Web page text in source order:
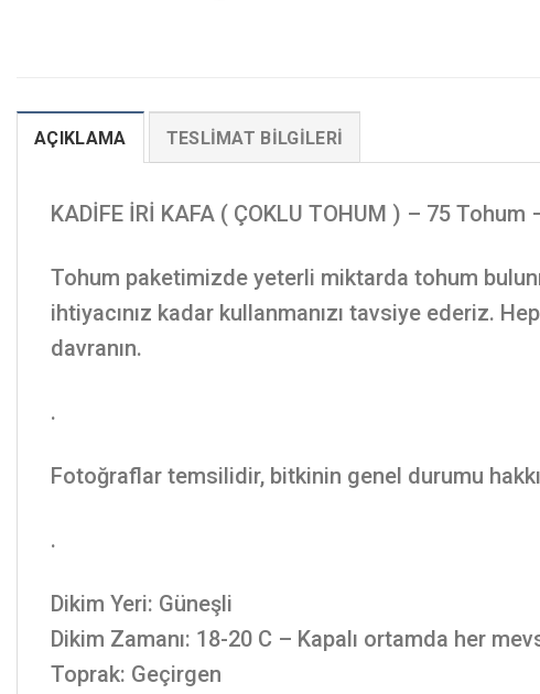
AÇIKLAMA TESLIMAT BILGILERI
KADİFE İRİ KAFA ( ÇOKLU TOHUM ) – 75 Tohum
Tohum paketimizde yeterli miktarda tohum
ihtiyacınız kadar kullanmanızı tavsiye ederiz.
davranın.
.
Fotoğraflar temsilidir, bitkinin genel durumu
.
Dikim Yeri: Güneşli
Dikim Zamanı: 18-20 C – Kapalı ortamda her
Toprak: Geçirgen